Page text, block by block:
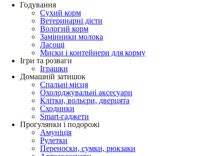
Годування
Сухий корм
Ветеринарні дієти
Вологий корм
Замінники молока
Ласощі
Миски і контейнери для корму
Ігри та розваги
Іграшки
Домашній затишок
Спальні місця
Охолоджувальні аксесуари
Клітки, вольєри, дверцята
Сходинки
Smart-гаджети
Прогулянки і подорожі
Амуніція
Рулетки
Переноски, сумки, рюкзаки